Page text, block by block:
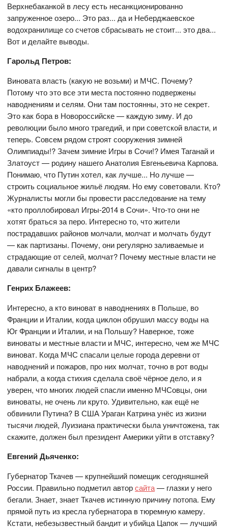
Верхнебаканкой в лесу есть несанкционированно
запруженное озеро... Это раз... да и Неберджаевское
водохранилище со счетов сбрасывать не стоит... это два...
Вот и делайте выводы.
Гарольд Петров:
Виновата власть (какую не возьми) и МЧС. Почему?
Потому что это все эти места постоянно подвержены
наводнениям и селям. Они там постоянны, это не секрет.
Это как бора в Новороссийске — каждую зиму. И до
революции было много трагедий, и при советской власти, и
теперь. Совсем рядом строят сооружения зимней
Олимпиады!? Зачем зимние Игры в Сочи!? Имея Таганай и
Златоуст — родину нашего Анатолия Евгеньевича Карпова.
Понимаю, что Путин хотел, как лучше... Но лучше —
строить социальное жильё людям. Но ему советовали. Кто?
Журналисты могли бы провести расследование на тему
«кто проллобировал Игры-2014 в Сочи». Что-то они не
хотят браться за перо. Интересно то, что жители
пострадавших районов молчали, молчат и молчать будут
— как партизаны. Почему, они регулярно заливаемые и
страдающие от селей, молчат? Почему местные власти не
давали сигналы в центр?
Генрих Блажеев:
Интересно, а кто виноват в наводнениях в Польше, во
Франции и Италии, когда циклон обрушил массу воды на
Юг Франции и Италии, и на Польшу? Наверное, тоже
виноваты и местные власти и МЧС, интересно, чем же МЧС
виноват. Когда МЧС спасали целые города деревни от
наводнений и пожаров, про них молчат, точно в рот воды
набрали, а когда стихия сделала своё чёрное дело, и я
уверен, что многих людей спасли именно МЧСовцы, они
виноваты, не очень ли круто. Удивительно, как ещё не
обвинили Путина? В США Ураган Катрина унёс из жизни
тысячи людей, Луизиана практически была уничтожена, так
скажите, должен был президент Америки уйти в отставку?
Евгений Дьяченко:
Губернатор Ткачев — крупнейший помещик сегодняшней
России. Правильно подметил авторсайта— глазки у него
бегали. Знает, знает Ткачев истинную причину потопа. Ему
прямой путь из кресла губернатора в тюремную камеру.
Кстати, небезызвестный бандит и убийца Цапок — лучший